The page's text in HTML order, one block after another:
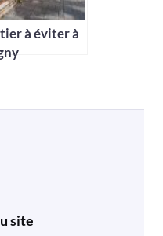
à éviter à
site